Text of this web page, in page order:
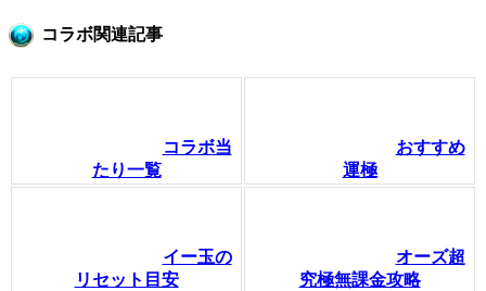
コラボ関連記事
コラボ当
たり一覧
おすすめ
運極
イー玉の
リセット目安
オーズ超
究極無課金攻略